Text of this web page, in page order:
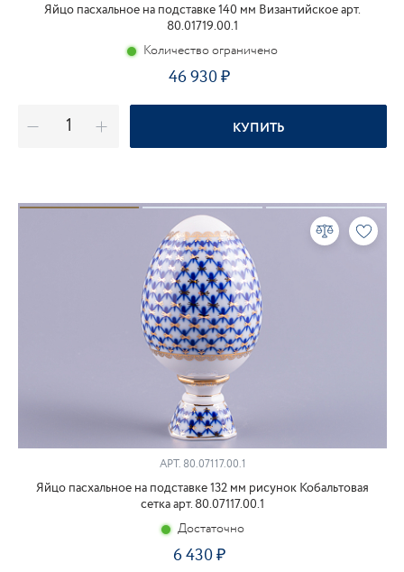
Яйцо пасхальное на подставке 140 мм Византийское арт.
80.01719.00.1
Количество ограничено
46 930
КУПИТЬ
АРТ.80.07117.00.1
Яйцо пасхальное на подставке 132 мм рисунок Кобальтовая
сетка арт. 80.07117.00.1
Достаточно
6 430